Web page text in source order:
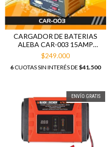
CARGADOR DE BATERIAS
ALEBA CAR-003 15AMP
CARGA LENTA/CARGA
RAPIDA
$249.000
6CUOTAS SIN INTERÉS DE $41.500
ENVÍO GRATIS